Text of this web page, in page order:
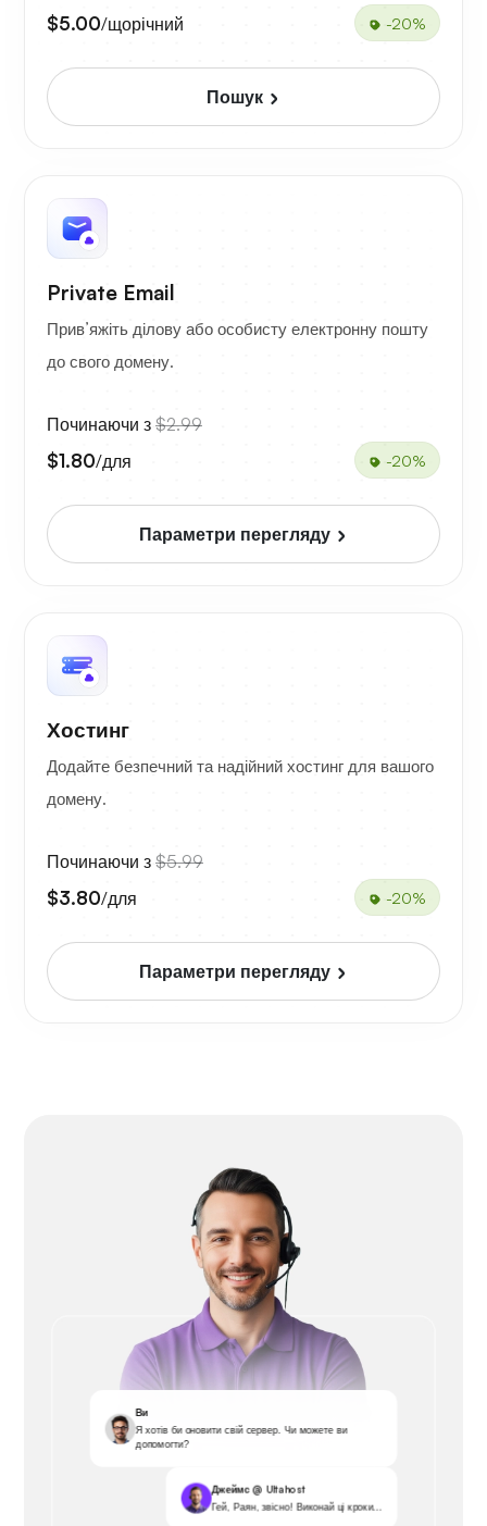
$5.00/щорічний -20%
Пошук
Private Email
Прив’яжіть ділову або особисту електронну пошту
до свого домену.
Починаючи з $2.99
$1.80/для -20%
Параметри перегляду
Хостинг
Додайте безпечний та надійний хостинг для вашого
домену.
Починаючи з $5.99
$3.80/для -20%
Параметри перегляду
Ви
Я хотів би оновити свій сервер. Чи можете ви
допомогти?
Джеймс @ Ultahost
Гей, Раян, звісно! Виконай ці кроки...